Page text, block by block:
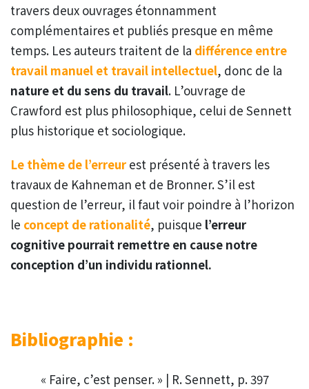
travers deux ouvrages étonnamment
complémentaires et publiés presque en même
temps. Les auteurs traitent de la différence entre
travail manuel et travail intellectuel, donc de la
nature et du sens du travail. L’ouvrage de
Crawford est plus philosophique, celui de Sennett
plus historique et sociologique.
Le thème de l’erreur est présenté à travers les
travaux de Kahneman et de Bronner. S’il est
question de l’erreur, il faut voir poindre à l’horizon
le concept de rationalité, puisque l’erreur
cognitive pourrait remettre en cause notre
conception d’un individu rationnel.
Bibliographie :
« Faire, c’est penser. » | R. Sennett, p. 397